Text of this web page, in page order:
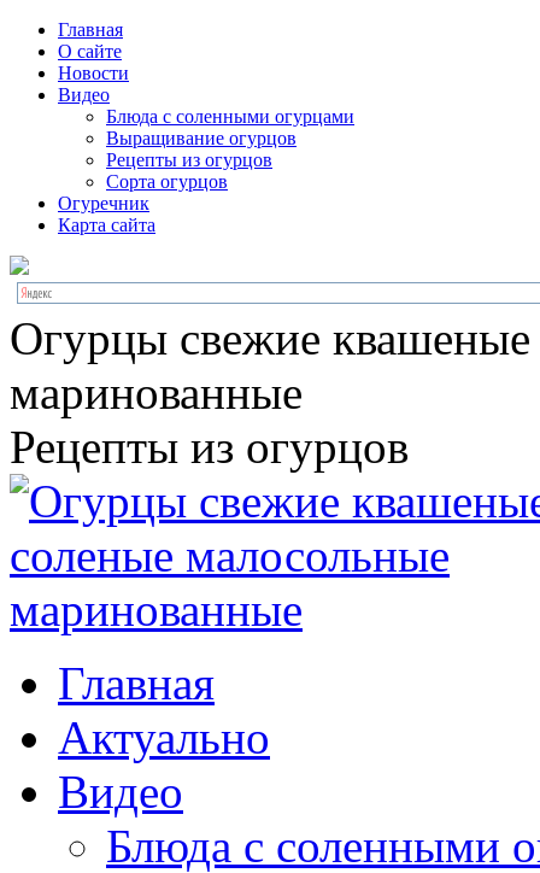
Главная
О сайте
Новости
Видео
Блюда с соленными огурцами
Выращивание огурцов
Рецепты из огурцов
Сорта огурцов
Огуречник
Карта сайта
Огурцы свежие
маринованные
Рецепты из огурцов
Главная
Актуально
Видео
Блюда с соленными